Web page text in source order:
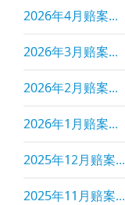
2026年4月赔案...
2026年3月赔案...
2026年2月赔案...
2026年1月赔案...
2025年12月赔案...
2025年11月赔案...